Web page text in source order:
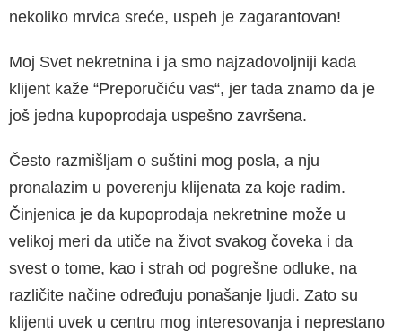
nekoliko mrvica sreće, uspeh je zagarantovan!
Moj Svet nekretnina i ja smo najzadovoljniji kada
klijent kaže “Pre­poručiću vas“, jer tada znamo da je
još jedna kupoprodaja uspešno završena.
Često razmišljam o suštini mog posla, a nju
pronalazim u poverenju klijenata za koje radim.
Činjenica je da kupoprodaja nekretnine može u
velikoj meri da utiče na život svakog čoveka i da
svest o tome, kao i strah od pogrešne odluke, na
različite načine određuju ponašanje ljudi. Zato su
klijenti uvek u centru mog interesovanja i neprestano